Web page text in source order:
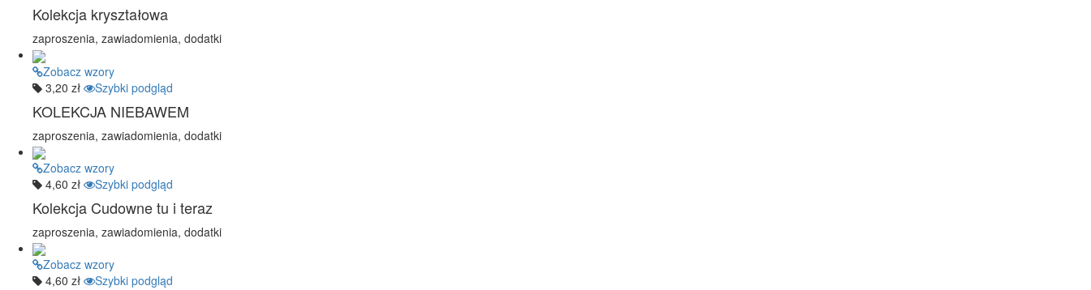
Kolekcja kryształowa
zaproszenia, zawiadomienia, dodatki
Zobacz wzory
3,20 zł
Szybki podgląd
KOLEKCJA NIEBAWEM
zaproszenia, zawiadomienia, dodatki
Zobacz wzory
4,60 zł
Szybki podgląd
Kolekcja Cudowne tu i teraz
zaproszenia, zawiadomienia, dodatki
Zobacz wzory
4,60 zł
Szybki podgląd